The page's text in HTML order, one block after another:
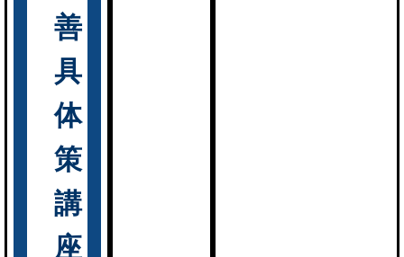
善
具
体
策
講
座